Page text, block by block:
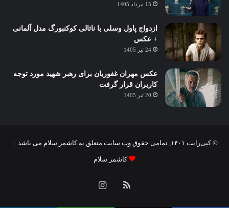
15 مرداد 1405
ازدواج پاول وسلی با ناتالی کوکنبورگ مدل آلمانی
+ عکس
24 تیر 1405
عکس مهران غفوریان برای رهبر شهید مورد توجه
کاربران قرار گرفت
20 تیر 1405
© کپی‌رایت ۱۴۰۱, تمامی حقوق وب سایت متعلق به کاشمر سلام می باشد |
کاشمر سلام
خوراکاینستاگرام